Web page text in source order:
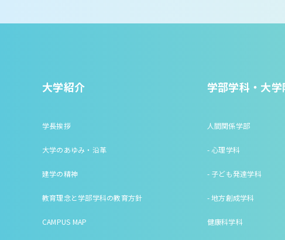
大学紹介
学長挨拶
大学のあゆみ・沿革
建学の精神
教育理念と学部学科の教育方針
CAMPUS MAP
学部学科・大学
人間関係学部
- 心理学科
- 子ども発達学科
- 地方創成学科
健康科学科